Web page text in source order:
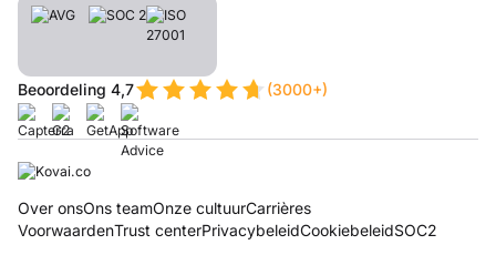
Beoordeling 4,7 (3000+)
Over onsOns teamOnze cultuurCarrières
VoorwaardenTrust centerPrivacybeleidCookiebeleidSOC2